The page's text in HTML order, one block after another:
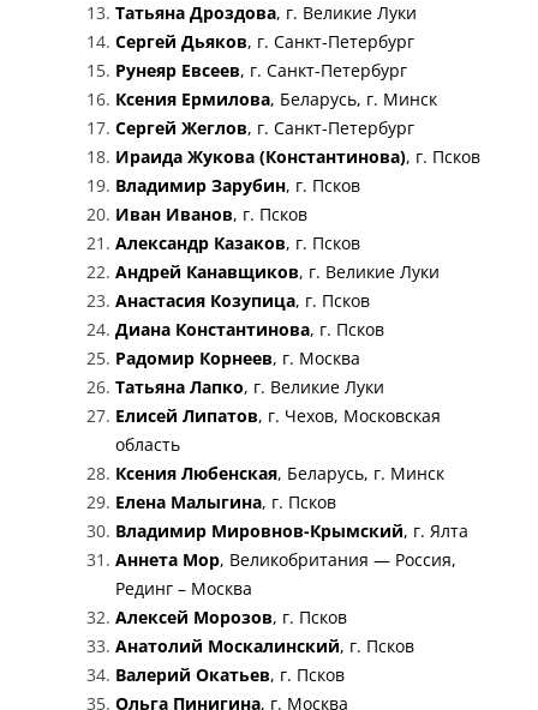
Татьяна Дроздова, г. Великие Луки
Сергей Дьяков, г. Санкт-Петербург
Рунеяр Евсеев, г. Санкт-Петербург
Ксения Ермилова, Беларусь, г. Минск
Сергей Жеглов, г. Санкт-Петербург
Ираида Жукова (Константинова), г. Псков
Владимир Зарубин, г. Псков
Иван Иванов, г. Псков
Александр Казаков, г. Псков
Андрей Канавщиков, г. Великие Луки
Анастасия Козупица, г. Псков
Диана Константинова, г. Псков
Радомир Корнеев, г. Москва
Татьяна Лапко, г. Великие Луки
Елисей Липатов, г. Чехов, Московская
область
Ксения Любенская, Беларусь, г. Минск
Елена Малыгина, г. Псков
Владимир Мировнов-Крымский, г. Ялта
Аннета Мор, Великобритания — Россия,
Рединг – Москва
Алексей Морозов, г. Псков
Анатолий Москалинский, г. Псков
Валерий Окатьев, г. Псков
Ольга Пинигина, г. Москва